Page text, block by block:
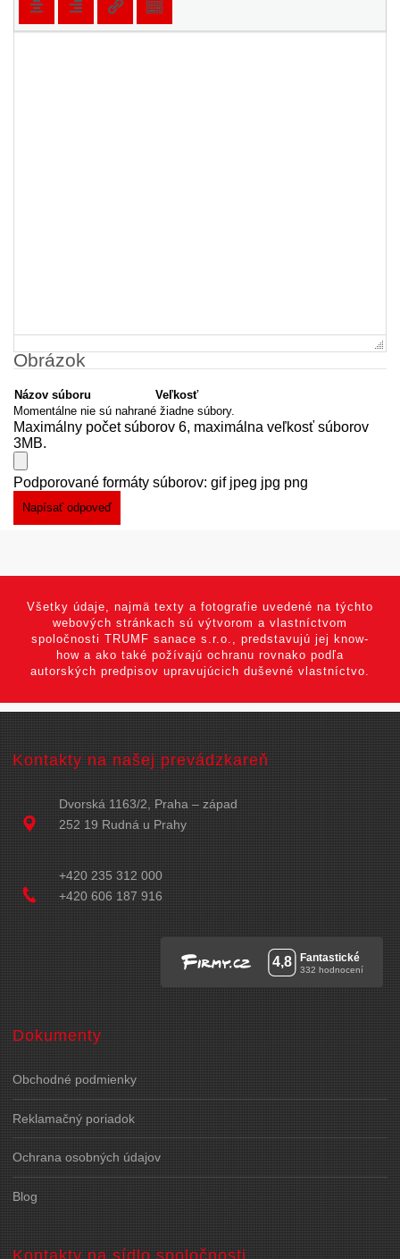
Obrázok
Názov súboru
Veľkosť
Momentálne nie sú nahrané žiadne súbory.
Maximálny počet súborov 6, maximálna veľkosť súborov
3MB.
Podporované formáty súborov: gif jpeg jpg png
Všetky údaje, najmä texty a fotografie uvedené na týchto
webových stránkach sú výtvorom a vlastníctvom
spoločnosti TRUMF sanace s.r.o., predstavujú jej know-
how a ako také požívajú ochranu rovnako podľa
autorských predpisov upravujúcich duševné vlastníctvo.
Kontakty na našej prevádzkareň
Dvorská 1163/2, Praha – západ
252 19 Rudná u Prahy
+420 235 312 000
+420 606 187 916
Dokumenty
Obchodné podmienky
Reklamačný poriadok
Ochrana osobných údajov
Blog
Kontakty na sídlo spoločnosti